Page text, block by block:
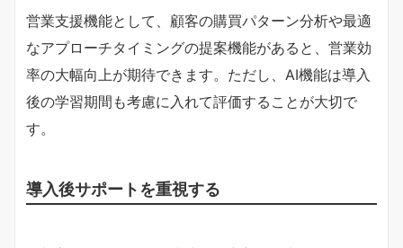
営業支援機能として、顧客の購買パターン分析や最適
なアプローチタイミングの提案機能があると、営業効
率の大幅向上が期待できます。ただし、AI機能は導入
後の学習期間も考慮に入れて評価することが大切で
す。
導入後サポートを重視する